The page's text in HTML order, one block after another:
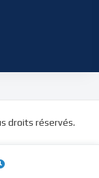
droits réservés.